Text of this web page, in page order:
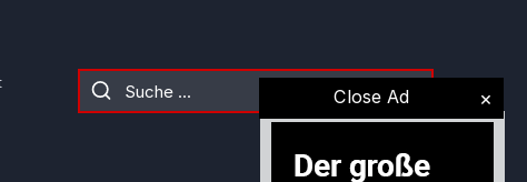
Close Ad